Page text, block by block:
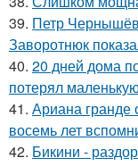
39. Петр
Заворотнюк
40. 20 дней дома
потерял
41. Ариана
восемь лет
42. Бикини -